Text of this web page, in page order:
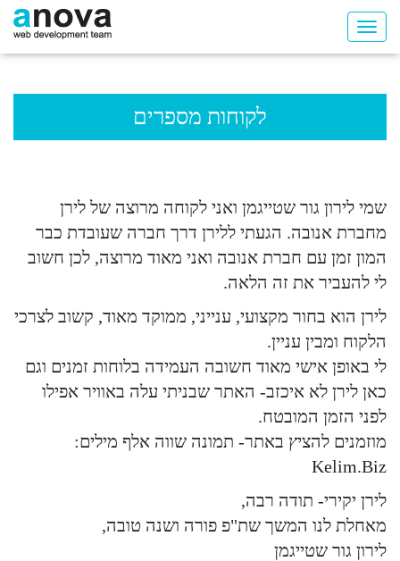
לקוחות מספרים
שמי לירון גור שטייגמן ואני לקוחה מרוצה של לירן
מחברת אנובה. הגעתי ללירן דרך חברה שעובדת כבר
המון זמן עם חברת אנובה ואני מאוד מרוצה, לכן חשוב
לי להעביר את זה הלאה.
לירן הוא בחור מקצועי, ענייני, ממוקד מאוד, קשוב לצרכי
הלקוח ומבין עניין.
לי באופן אישי מאוד חשובה העמידה בלוחות זמנים וגם
כאן לירן לא איכזב- האתר שבניתי עלה באוויר אפילו
לפני הזמן המובטח.
מוזמנים להציץ באתר- תמונה שווה אלף מילים:
Kelim.Biz
לירן יקירי- תודה רבה,
מאחלת לנו המשך שת"פ פורה ושנה טובה,
לירון גור שטייגמן